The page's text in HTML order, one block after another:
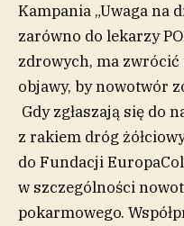
Kampania „Uwaga na
zarówno do lekarzy
zdrowych, ma
objawy, by nowotwór
Gdy zgłaszają się do
z rakiem dróg
do Fundacji
w szczególności
pokarmowego.